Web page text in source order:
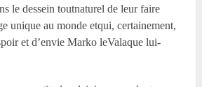
le dessein toutnaturel de leur faire
unique au monde etqui, certainement,
et d’envie Marko leValaque lui-